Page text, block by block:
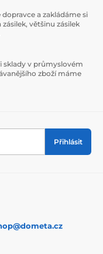
a zakládáme si
většinu zásilek
sklady v průmyslovém
zboží máme
Přihlásit